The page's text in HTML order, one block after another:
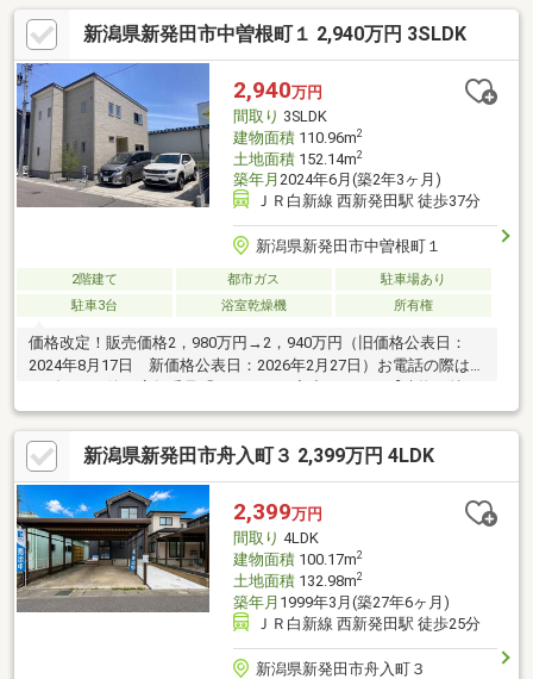
猿橋中学校 約600m当社ホームページではSUUMOには載っていな
い物件資料を確認することができます♪住宅に関することなら、
「年間取引件数500件以上」の実績があるハーバーエステートに
なんでもご相談ください。
新潟県新発田市中曽根町１ 2,940万円 3SLDK
2,940万円
間取り 3SLDK
建物面積110.96m2
土地面積152.14m2
築年月 2024年6月(築2年3ヶ月)
ＪＲ白新線 西新発田駅 徒歩37分
新潟県新発田市中曽根町１
2階建て 都市ガス
駐車場あり
駐車3台
浴室乾燥機 所有権
価格改定！販売価格2，980万円→2，940万円（旧価格公表日：
2024年8月17日 新価格公表日：2026年2月27日）お電話の際はガ
長】・スムーズな回遊動線・断熱性能に優れ、結露しにくい樹脂
サッシ・多用途に使える2階ユーティリティスペース【立地】・ヤ
マダテックランド新発田店様のすぐ裏！・バイパスから1本入った
場所で利便性が良好なのに静か・充実の周辺施設（特に子育て世
帯にお勧め）【お電話が苦手な方でも、安心なネット予約可
能！】「来場予約」または「下部のカレンダー」より、簡単にネ
ット予約が可能です。
新潟県新発田市舟入町３ 2,399万円 4LDK
2,399万円
間取り 4LDK
建物面積100.17m2
土地面積132.98m2
築年月 1999年3月(築27年6ヶ月)
ＪＲ白新線 西新発田駅 徒歩25分
新潟県新発田市舟入町３